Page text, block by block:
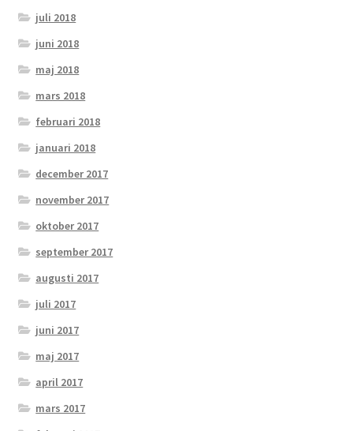
juli 2018
juni 2018
maj 2018
mars 2018
februari 2018
januari 2018
december 2017
november 2017
oktober 2017
september 2017
augusti 2017
juli 2017
juni 2017
maj 2017
april 2017
mars 2017